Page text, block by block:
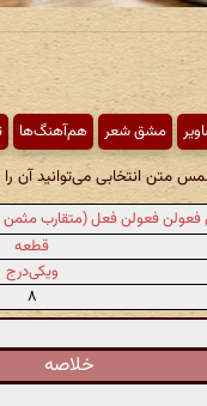
مشق شعر هم‌آهنگ‌ها
متن انتخابی می‌توانید آن
فعولن فعولن فعل (متقارب
قطعه
ویکی‌درج
۸
خلاصه